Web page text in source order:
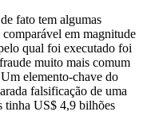
fato tem algumas
em magnitude
qual foi executado foi
muito mais comum
elemento-chave do
falsificação de uma
tinha US$ 4,9 bilhões